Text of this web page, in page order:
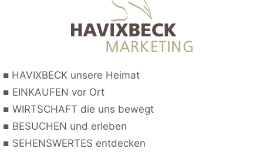
■ HAVIXBECK unsere Heimat
■ EINKAUFEN vor Ort
■ WIRTSCHAFT die uns bewegt
■ BESUCHEN und erleben
■ SEHENSWERTES entdecken